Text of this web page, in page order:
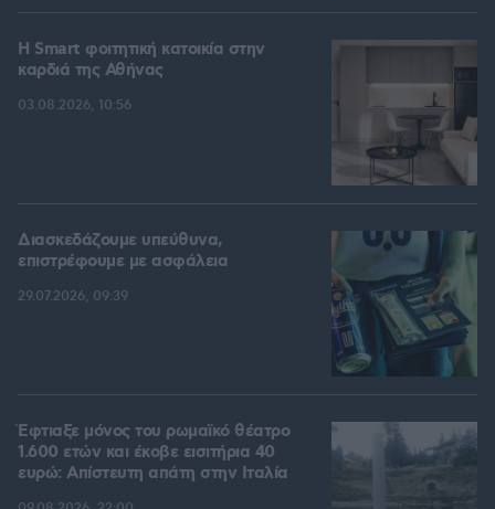
Η Smart φοιτητική κατοικία στην
καρδιά της Αθήνας
03.08.2026, 10:56
Διασκεδάζουμε υπεύθυνα,
επιστρέφουμε με ασφάλεια
29.07.2026, 09:39
Έφτιαξε μόνος του ρωμαϊκό θέατρο
1.600 ετών και έκοβε εισιτήρια 40
ευρώ: Απίστευτη απάτη στην Ιταλία